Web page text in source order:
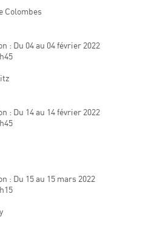
Colombes
: Du 04 au 04 février 2022
: Du 14 au 14 février 2022
: Du 15 au 15 mars 2022